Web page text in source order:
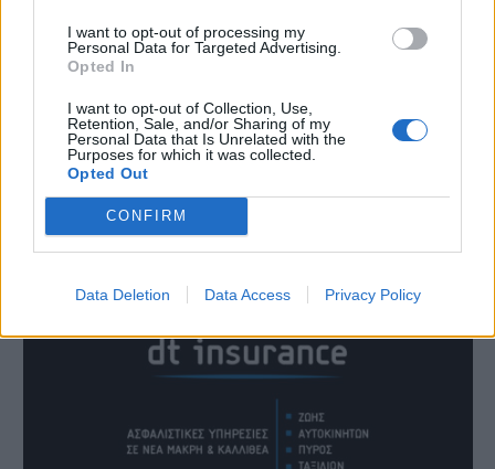
I want to opt-out of processing my
Personal Data for Targeted Advertising.
Opted In
I want to opt-out of Collection, Use,
Retention, Sale, and/or Sharing of my
Personal Data that Is Unrelated with the
Purposes for which it was collected.
Opted Out
CONFIRM
Data Deletion Data Access Privacy Policy